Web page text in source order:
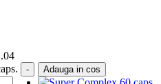
- Adauga in cos